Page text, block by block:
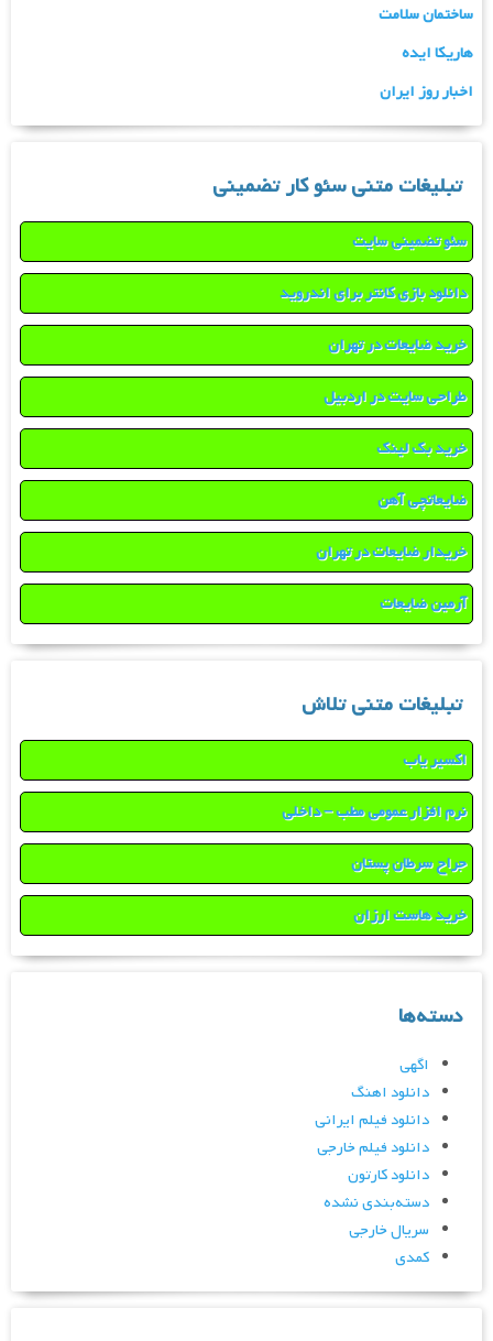
ساختمان سلامت
هاریکا ایده
اخبار روز ایران
تبلیغات متنی سئو کار تضمینی
سئو تضمینی سایت
دانلود بازی کانتر برای اندروید
خرید ضایعات در تهران
طراحی سایت در اردبیل
خرید بک لینک
ضایعاتچی آهن
خریدار ضایعات در تهران
آرمین ضایعات
تبلیغات متنی تلاش
اکسیر یاب
نرم افزار عمومی مطب – داخلی
جراح سرطان پستان
خرید هاست ارزان
دسته‌ها
اگهی
دانلود اهنگ
دانلود فیلم ایرانی
دانلود فیلم خارجی
دانلود کارتون
دسته‌بندی نشده
سریال خارجی
کمدی